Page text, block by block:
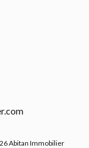
Abitan Immobilier